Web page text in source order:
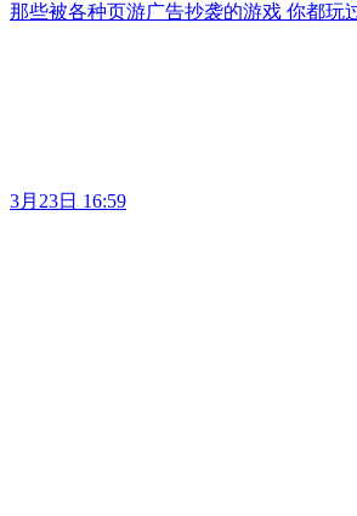
那些被各种页游广告抄袭的游戏 你都玩
3月23日 16:59